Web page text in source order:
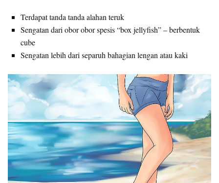
Terdapat tanda tanda alahan teruk
Sengatan dari obor obor spesis “box jellyfish” – berbentuk
cube
Sengatan lebih dari separuh bahagian lengan atau kaki